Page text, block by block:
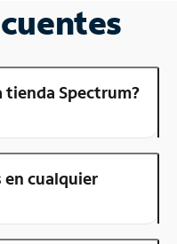
tienda Spectrum?
en cualquier